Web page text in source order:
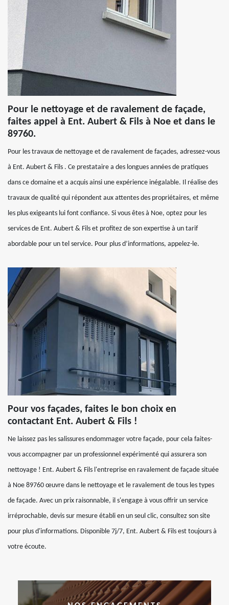
Pour le nettoyage et de ravalement de façade,
faites appel à Ent. Aubert & Fils à Noe et dans le
89760.
Pour les travaux de nettoyage et de ravalement de façades, adressez-vous
à Ent. Aubert & Fils . Ce prestataire a des longues années de pratiques
dans ce domaine et a acquis ainsi une expérience inégalable. Il réalise des
travaux de qualité qui répondent aux attentes des propriétaires, et même
les plus exigeants lui font confiance. Si vous êtes à Noe, optez pour les
services de Ent. Aubert & Fils et profitez de son expertise à un tarif
abordable pour un tel service. Pour plus d’informations, appelez-le.
Pour vos façades, faites le bon choix en
contactant Ent. Aubert & Fils !
Ne laissez pas les salissures endommager votre façade, pour cela faites-
vous accompagner par un professionnel expérimenté qui assurera son
nettoyage ! Ent. Aubert & Fils l'entreprise en ravalement de façade située
à Noe 89760 œuvre dans le nettoyage et le ravalement de tous les types
de façade. Avec un prix raisonnable, il s'engage à vous offrir un service
irréprochable, devis sur mesure établi en un seul clic, consultez son site
pour plus d'informations. Disponible 7j/7, Ent. Aubert & Fils est toujours à
votre écoute.